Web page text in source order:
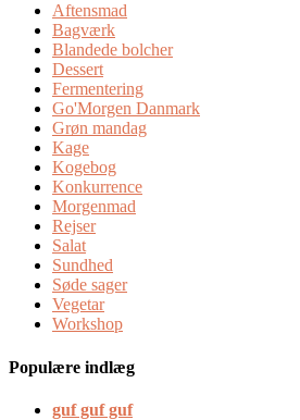
Aftensmad
Bagværk
Blandede bolcher
Dessert
Fermentering
Go'Morgen Danmark
Grøn mandag
Kage
Kogebog
Konkurrence
Morgenmad
Rejser
Salat
Sundhed
Søde sager
Vegetar
Workshop
Populære indlæg
guf guf guf